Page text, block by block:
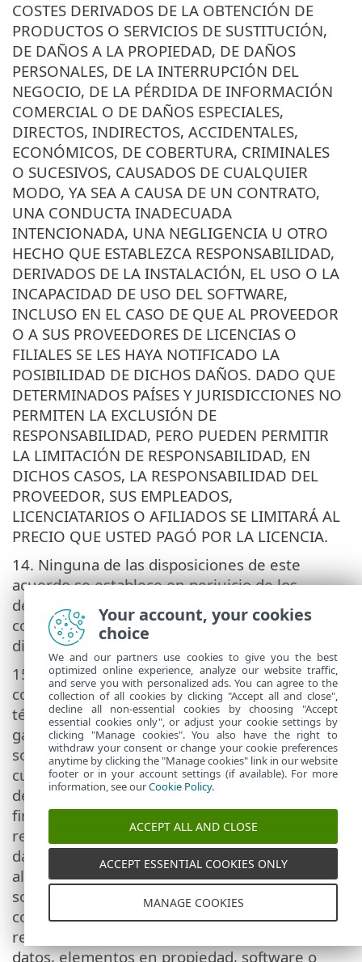
COSTES DERIVADOS DE LA OBTENCIÓN DE
PRODUCTOS O SERVICIOS DE SUSTITUCIÓN,
DE DAÑOS A LA PROPIEDAD, DE DAÑOS
PERSONALES, DE LA INTERRUPCIÓN DEL
NEGOCIO, DE LA PÉRDIDA DE INFORMACIÓN
COMERCIAL O DE DAÑOS ESPECIALES,
DIRECTOS, INDIRECTOS, ACCIDENTALES,
ECONÓMICOS, DE COBERTURA, CRIMINALES
O SUCESIVOS, CAUSADOS DE CUALQUIER
MODO, YA SEA A CAUSA DE UN CONTRATO,
UNA CONDUCTA INADECUADA
INTENCIONADA, UNA NEGLIGENCIA U OTRO
HECHO QUE ESTABLEZCA RESPONSABILIDAD,
DERIVADOS DE LA INSTALACIÓN, EL USO O LA
INCAPACIDAD DE USO DEL SOFTWARE,
INCLUSO EN EL CASO DE QUE AL PROVEEDOR
O A SUS PROVEEDORES DE LICENCIAS O
FILIALES SE LES HAYA NOTIFICADO LA
POSIBILIDAD DE DICHOS DAÑOS. DADO QUE
DETERMINADOS PAÍSES Y JURISDICCIONES NO
PERMITEN LA EXCLUSIÓN DE
RESPONSABILIDAD, PERO PUEDEN PERMITIR
LA LIMITACIÓN DE RESPONSABILIDAD, EN
DICHOS CASOS, LA RESPONSABILIDAD DEL
PROVEEDOR, SUS EMPLEADOS,
LICENCIATARIOS O AFILIADOS SE LIMITARÁ AL
PRECIO QUE USTED PAGÓ POR LA LICENCIA.
14. Ninguna de las disposiciones de este
acuerdo se establece en perjuicio de los
derechos estatutarios de una parte que actúe
como consumidor en contra de lo aquí
dispuesto.
15.
Soporte técnico. ESET y los terceros
contratados por ESET proporcionarán soporte
técnico, a su discreción, sin ningún tipo de
garantía o declaración. No se proporcionará
soporte técnico después de que el Software o
cualquiera de sus funciones lleguen a la fecha
de final de la vida útil definida en la Política de
final de la vida útil. El usuario final debe
realizar una copia de seguridad de todos los
datos, aplicaciones de software y programas
almacenados en el ordenador antes de recibir
soporte técnico. ESET y/o los terceros
contratados por ESET no se hacen
responsables de los daños, las pérdidas de
datos, elementos en propiedad, software o
Your account, your cookies
choice
We and our partners use cookies to give you the best
optimized online experience, analyze our website traffic,
and serve you with personalized ads. You can agree to the
collection of all cookies by clicking "Accept all and close",
decline all non-essential cookies by choosing "Accept
essential cookies only", or adjust your cookie settings by
clicking "Manage cookies". You also have the right to
withdraw your consent or change your cookie preferences
anytime by clicking the "Manage cookies" link in our website
footer or in your account settings (if available). For more
information, see ourCookie Policy.
ACCEPT ALL AND CLOSE
ACCEPT ESSENTIAL COOKIES ONLY
MANAGE COOKIES